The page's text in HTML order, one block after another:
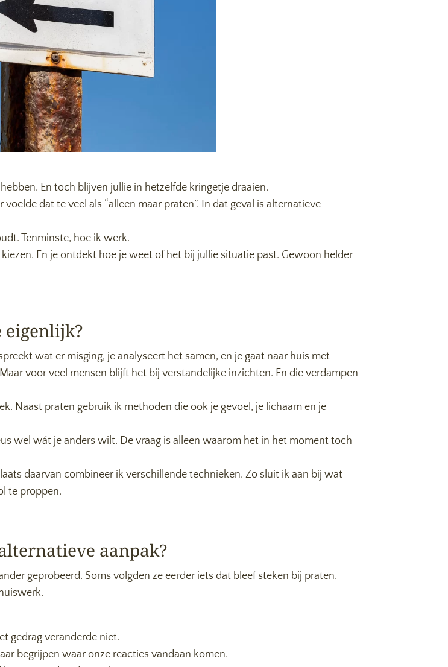
En toch blijven jullie in hetzelfde kringetje draaien.
dat te veel als “alleen maar praten”. In dat geval is alternatieve
Tenminste, hoe ik werk.
En je ontdekt hoe je weet of het bij jullie situatie past. Gewoon helder
wat er misging, je analyseert het samen, en je gaat naar huis met
voor veel mensen blijft het bij verstandelijke inzichten. En die verdampen
Naast praten gebruik ik methoden die ook je gevoel, je lichaam en je
wel wát je anders wilt. De vraag is alleen waarom het in het moment toch
daarvan combineer ik verschillende technieken. Zo sluit ik aan bij wat
te proppen.
aanpak?
geprobeerd. Soms volgden ze eerder iets dat bleef steken bij praten.
gedrag veranderde niet.
begrijpen waar onze reacties vandaan komen.